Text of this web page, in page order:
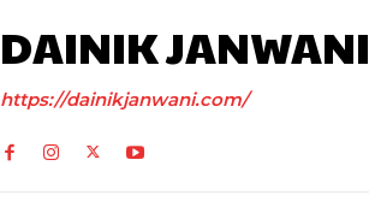
DAINIK JANWANI
https://dainikjanwani.com/